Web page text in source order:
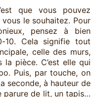
que vous pouvez
le souhaitez. Pour
pensez à bien
10. Cela signifie tout
celle des murs,
pièce. C’est elle qui
Puis, par touche, on
seconde, à hauteur de
parure de lit, un tapis…